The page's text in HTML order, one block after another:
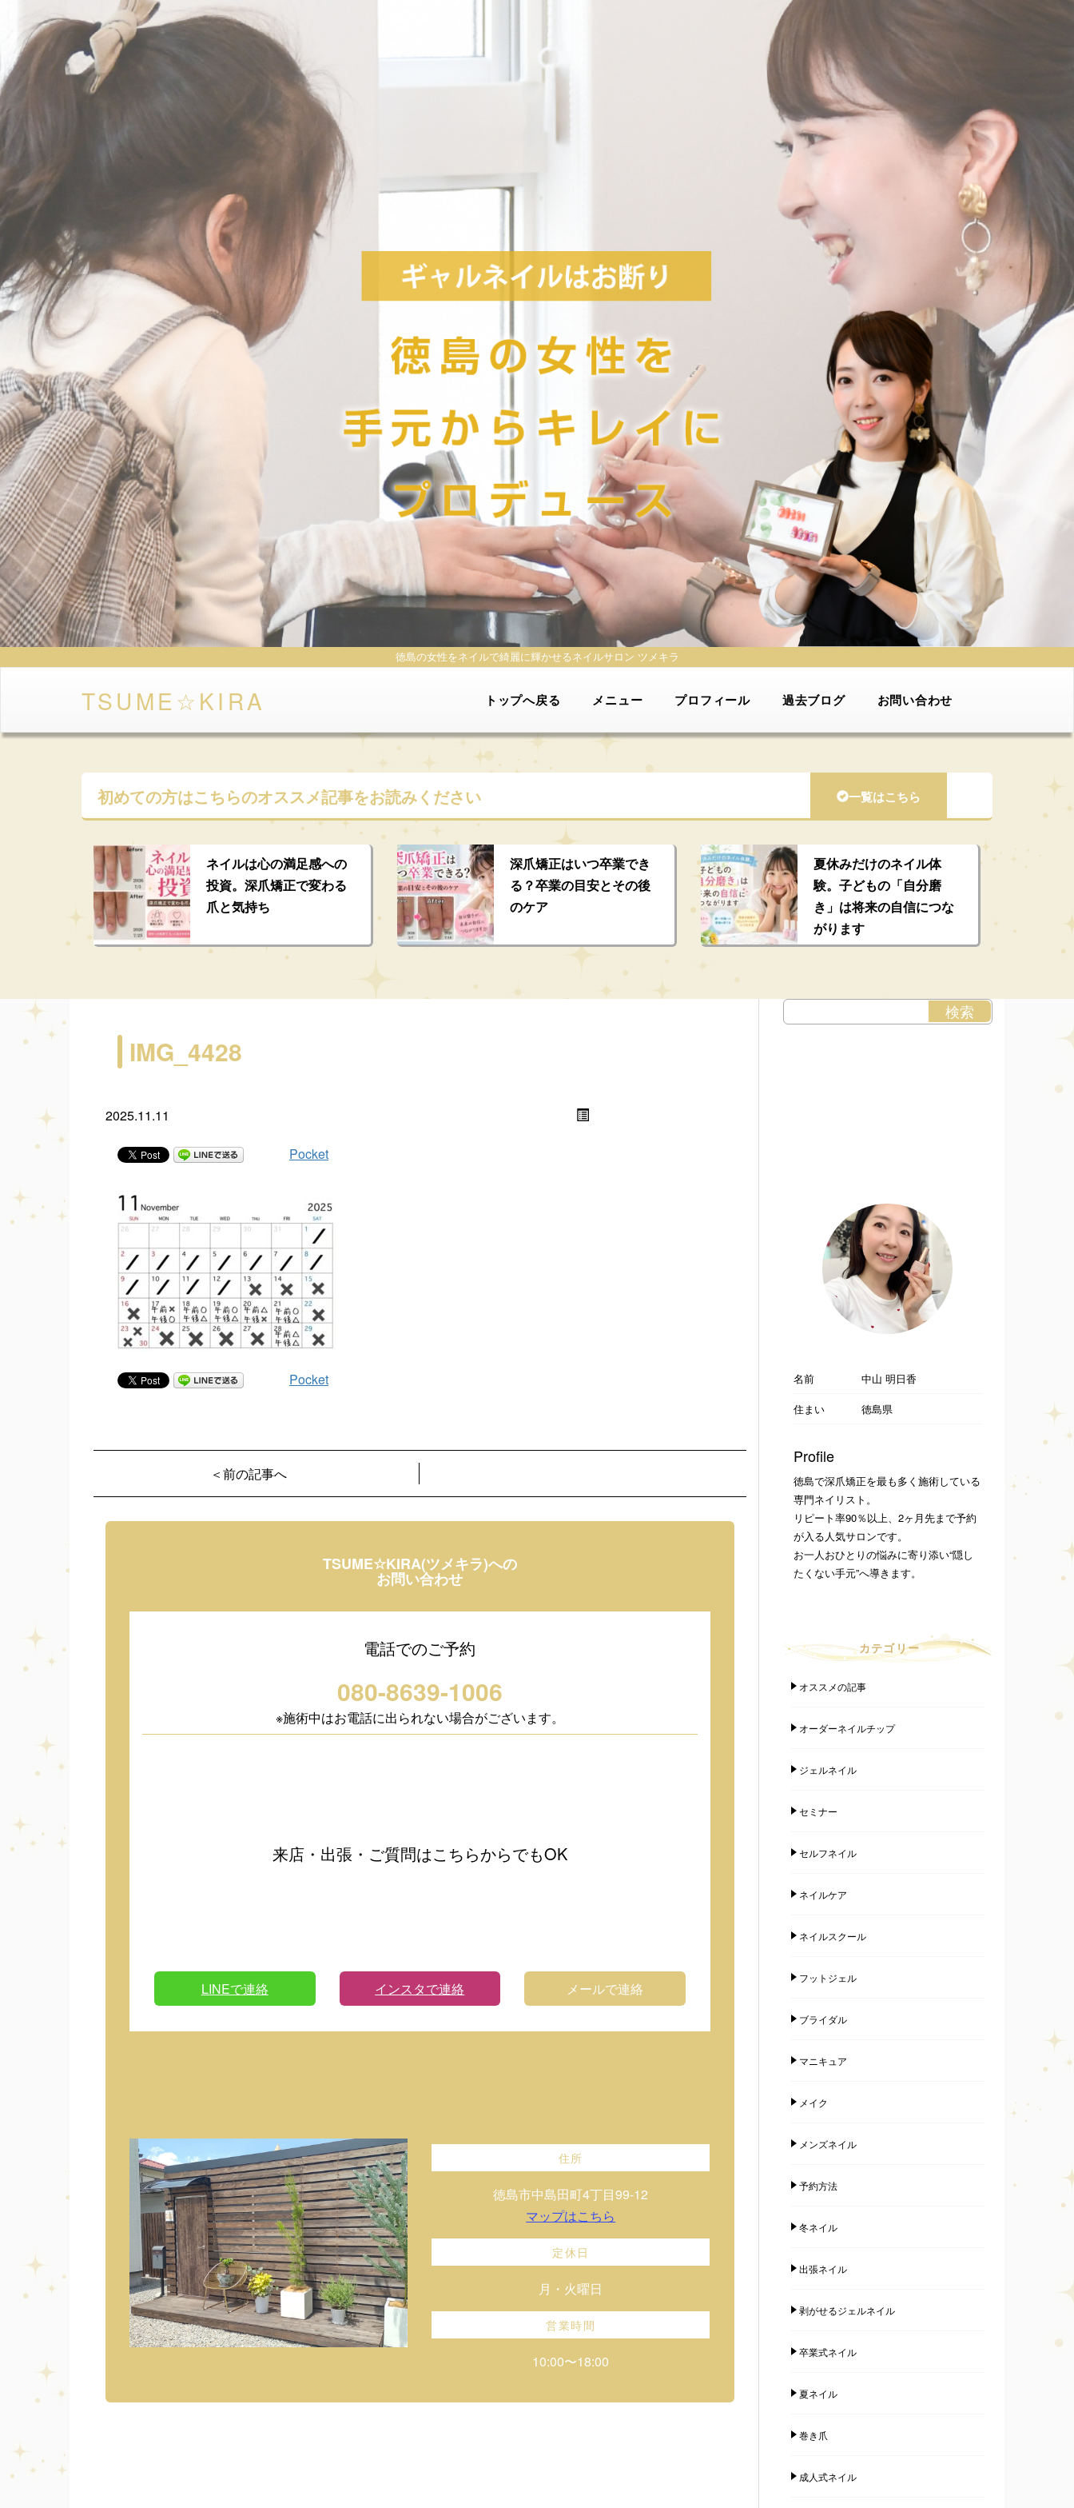
徳島の女性をネイルで綺麗に輝かせるネイルサロン ツメキラ
TSUME☆KIRA トップへ戻る メニュー プロフィール 過去ブログ お問い合わせ
初めての方はこちらのオススメ記事をお読みください 一覧はこちら
ネイルは心の満足感への
投資。深爪矯正で変わる
爪と気持ち
深爪矯正はいつ卒業でき
る？卒業の目安とその後
のケア
夏休みだけのネイル体
験。子どもの「自分磨
き」は将来の自信につな
がります
IMG_4428
2025.11.11
Pocket
Pocket
＜前の記事へ
TSUME☆KIRA(ツメキラ)への
お問い合わせ
電話でのご予約
080-8639-1006
※施術中はお電話に出られない場合がございます。
来店・出張・ご質問はこちらからでもOK
LINEで連絡 インスタで連絡 メールで連絡
住所
徳島市中島田町4丁目99-12
マップはこちら
定休日
月・火曜日
営業時間
10:00〜18:00
名前
中山 明日香
住まい
徳島県
Profile
徳島で深爪矯正を最も多く施術している
専門ネイリスト。
リピート率90％以上、2ヶ月先まで予約
が入る人気サロンです。
お一人おひとりの悩みに寄り添い“隠し
たくない手元”へ導きます。
カテゴリー
オススメの記事
オーダーネイルチップ
ジェルネイル
セミナー
セルフネイル
ネイルケア
ネイルスクール
フットジェル
ブライダル
マニキュア
メイク
メンズネイル
予約方法
冬ネイル
出張ネイル
剥がせるジェルネイル
卒業式ネイル
夏ネイル
巻き爪
成人式ネイル